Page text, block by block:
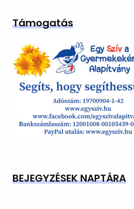
Támogatás
BEJEGYZÉSEK NAPTÁRA